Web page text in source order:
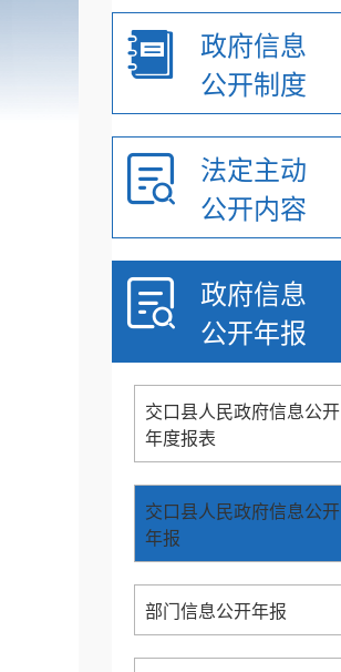
政府信息
公开制度
法定主动
公开内容
政府信息
公开年报
交口县人民政府信息公开
年度报表
交口县人民政府信息公开
年报
部门信息公开年报